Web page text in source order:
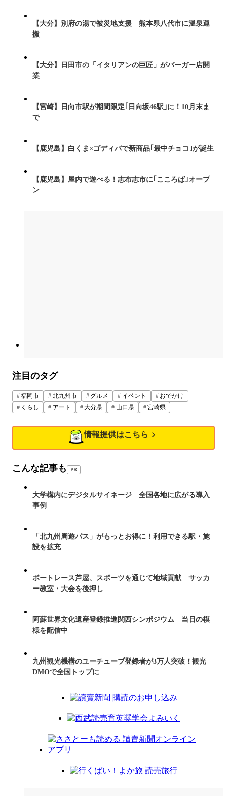
【大分】別府の湯で被災地支援 熊本県八代市に温泉運
搬
【大分】日田市の「イタリアンの巨匠」がバーガー店開
業
【宮崎】日向市駅が期間限定｢日向坂46駅｣に！10月末ま
で
【鹿児島】白くま×ゴディバで新商品｢最中チョコ｣が誕生
【鹿児島】屋内で遊べる！志布志市に｢こころば｣オープ
ン
注目のタグ
福岡市 北九州市 グルメ イベント
おでかけ
くらし
アート 大分県 山口県 宮崎県
情報提供はこちら
こんな記事も PR
大学構内にデジタルサイネージ 全国各地に広がる導入
事例
「北九州周遊パス」がもっとお得に！利用できる駅・施
設を拡充
ボートレース芦屋、スポーツを通じて地域貢献 サッカ
ー教室・大会を後押し
阿蘇世界文化遺産登録推進関西シンポジウム 当日の模
様を配信中
九州観光機構のユーチューブ登録者が3万人突破！観光
DMOで全国トップに